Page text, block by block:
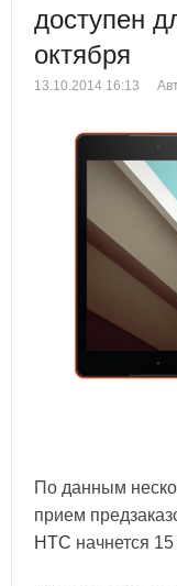
доступен
октября
13.10.2014 16:13
По данным
прием
HTC начнется